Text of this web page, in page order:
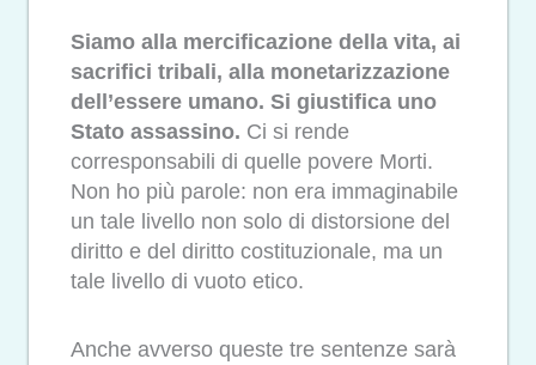
Siamo alla mercificazione della vita, ai
sacrifici tribali, alla monetarizzazione
dell’essere umano. Si giustifica uno
Stato assassino. Ci si rende
corresponsabili di quelle povere Morti.
Non ho più parole: non era immaginabile
un tale livello non solo di distorsione del
diritto e del diritto costituzionale, ma un
tale livello di vuoto etico.
Anche avverso queste tre sentenze sarà